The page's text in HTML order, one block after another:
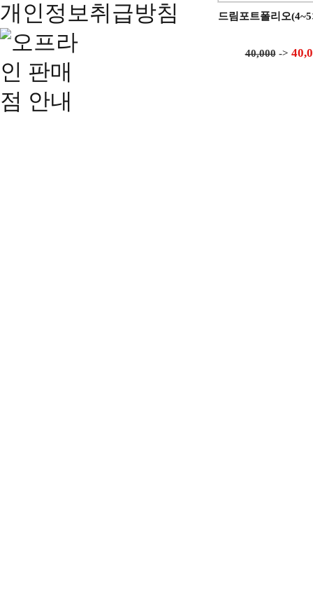
드림포트폴리오
40,000->
개인정보취급방침